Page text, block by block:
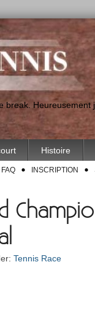
break.
Histoire
FAQ INSCRIPTION
Tennis Race